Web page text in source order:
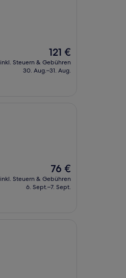
Der
Preis
beträgt
121 €
inkl. Steuern & Gebühren
30. Aug.–31. Aug.
Der
Preis
beträgt
76 €
inkl. Steuern & Gebühren
6. Sept.–7. Sept.